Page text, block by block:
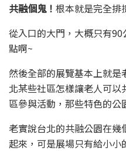
共融個鬼！ 根本就是完全排
從入口的大門，大概只有
點啊~
然後全部的展覽基本上就
北某些社區怎樣讓老人可
區參與活動，那些特色的
老實說台北的共融公園在
起來，可是展場只有給小